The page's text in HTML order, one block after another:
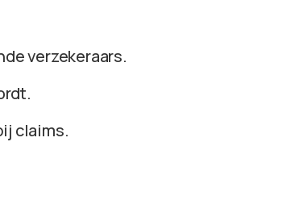
verzekeraars.
claims.